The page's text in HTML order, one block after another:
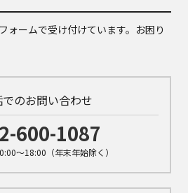
ォームで受け付けています。お困り
のお問い合わせ
600-1087
～18:00（年末年始除く）